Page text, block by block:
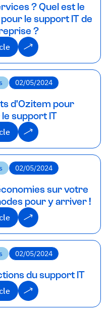
? Quel est le
le support IT de
?
02/05/2024
d'Ozitem pour
support IT
02/05/2024
sur votre
pour y arriver !
02/05/2024
du support IT